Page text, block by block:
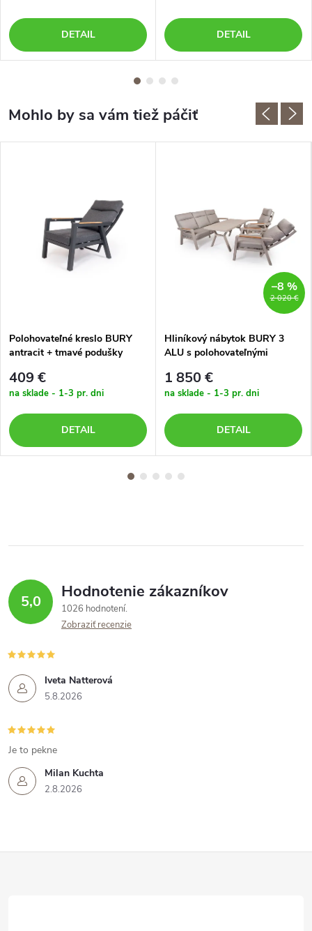
DETAIL DETAIL
Polohovateľné kreslo BURY
antracit + tmavé podušky
409 €
na sklade - 1-3 pr. dni
DETAIL
2 020 €
–8 %
Hliníkový nábytok BURY 3
ALU s polohovateľnými
1 850 €
na sklade - 1-3 pr. dni
DETAIL
5,0 Hodnotenie zákazníkov
1026 hodnotení
Zobraziť recenzie
Iveta Natterová
5.8.2026
Milan Kuchta
2.8.2026
Je to pekne